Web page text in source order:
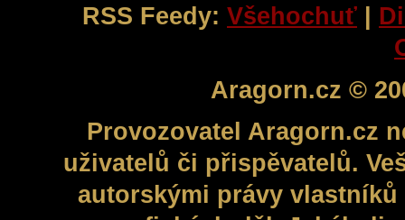
RSS Feedy: Všehochuť
Aragorn.cz ©
Provozovatel Aragorn.cz
uživatelů či přispěvatelů.
autorskými právy